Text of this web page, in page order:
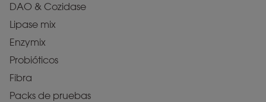
DAO & Cozidase
Lipase mix
Enzymix
Probióticos
Fibra
Packs de pruebas